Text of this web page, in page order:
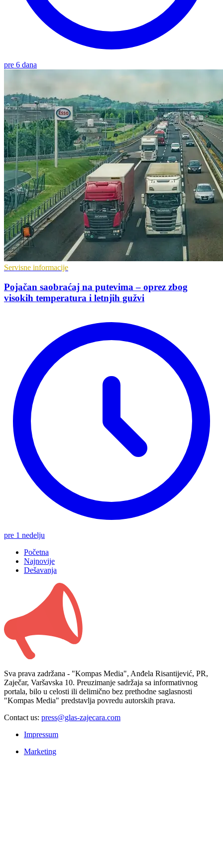
pre 6 dana
Servisne informacije
Pojačan saobraćaj na putevima – oprez zbog
visokih temperatura i letnjih gužvi
pre 1 nedelju
Početna
Najnovije
Dešavanja
Sva prava zadržana - "Kompas Media", Anđela Risantijević, PR,
Zaječar, Varšavska 10. Preuzimanje sadržaja sa informativnog
portala, bilo u celosti ili delimično bez prethodne saglasnosti
"Kompas Media" predstavlja povredu autorskih prava.
Contact us: press@glas-zajecara.com
Impressum
Marketing